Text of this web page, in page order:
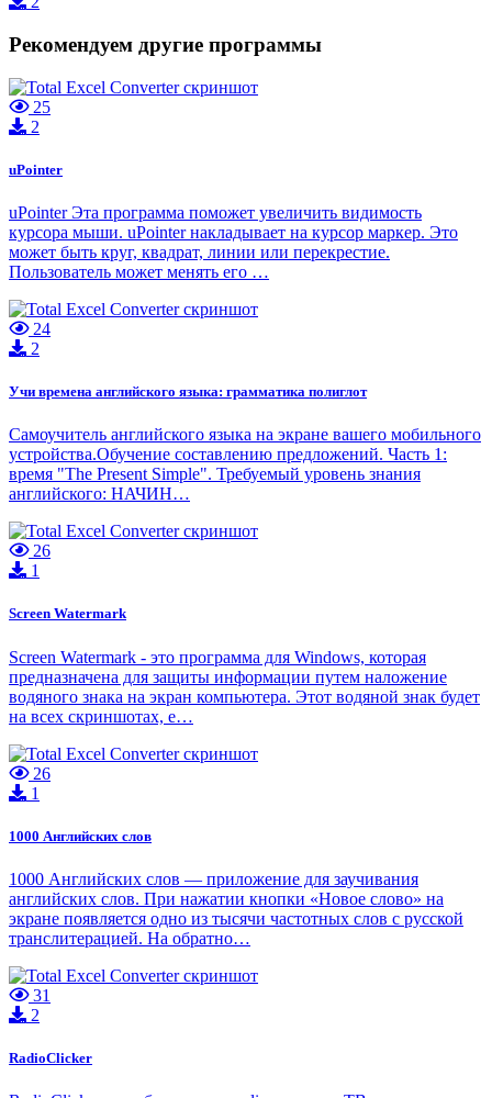
Рекомендуем другие программы
25
2
uPointer
uPointer Эта программа поможет увеличить видимость
курсора мыши. uPointer накладывает на курсор маркер. Это
может быть круг, квадрат, линии или перекрестие.
Пользователь может менять его …
24
2
Учи времена английского языка: грамматика полиглот
Самоучитель английского языка на экране вашего мобильного
устройства.Обучение составлению предложений. Часть 1:
время "The Present Simple". Требуемый уровень знания
английского: НАЧИН…
26
1
Screen Watermark
Screen Watermark - это программа для Windows, которая
предназначена для защиты информации путем наложение
водяного знака на экран компьютера. Этот водяной знак будет
на всех скриншотах, е…
26
1
1000 Английских слов
1000 Английских слов — приложение для заучивания
английских слов. При нажатии кнопки «Новое слово» на
экране появляется одно из тысячи частотных слов с русской
транслитерацией. На обратно…
31
2
RadioClicker